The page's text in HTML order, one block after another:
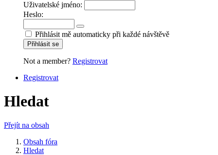
Uživatelské jméno:
Heslo:
Přihlásit mě automaticky při každé návštěvě
Přihlásit se
Not a member? Registrovat
Registrovat
Hledat
Přejít na obsah
Obsah fóra
Hledat